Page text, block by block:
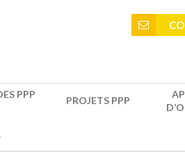
PPP
PROJETS PPP